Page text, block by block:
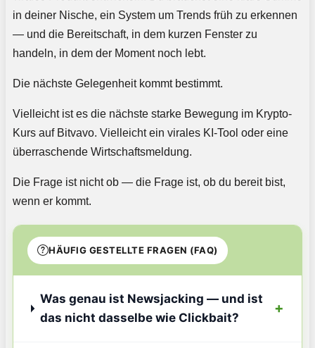
in deiner Nische, ein System um Trends früh zu erkennen
— und die Bereitschaft, in dem kurzen Fenster zu
handeln, in dem der Moment noch lebt.
Die nächste Gelegenheit kommt bestimmt.
Vielleicht ist es die nächste starke Bewegung im Krypto-
Kurs auf Bitvavo. Vielleicht ein virales KI-Tool oder eine
überraschende Wirtschaftsmeldung.
Die Frage ist nicht ob — die Frage ist, ob du bereit bist,
wenn er kommt.
HÄUFIG GESTELLTE FRAGEN (FAQ)
Was genau ist Newsjacking — und ist
das nicht dasselbe wie Clickbait?